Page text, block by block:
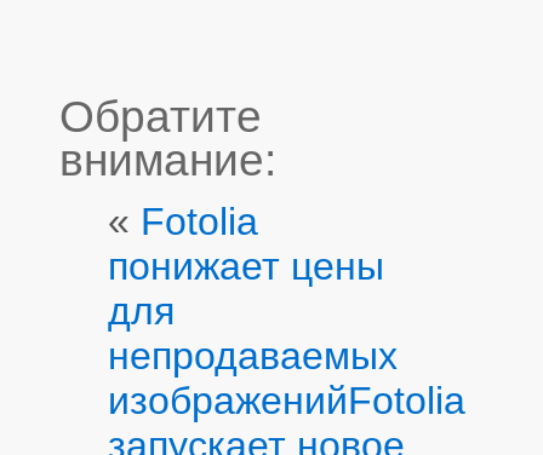
Обратите
внимание:
« Fotolia
понижает цены
для
непродаваемых
изображенийFotolia
запускает новое